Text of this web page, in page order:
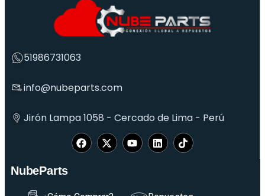
51986731063
info@nubeparts.com
Jirón Lampa 1058 - Cercado de Lima - Perú
NubeParts